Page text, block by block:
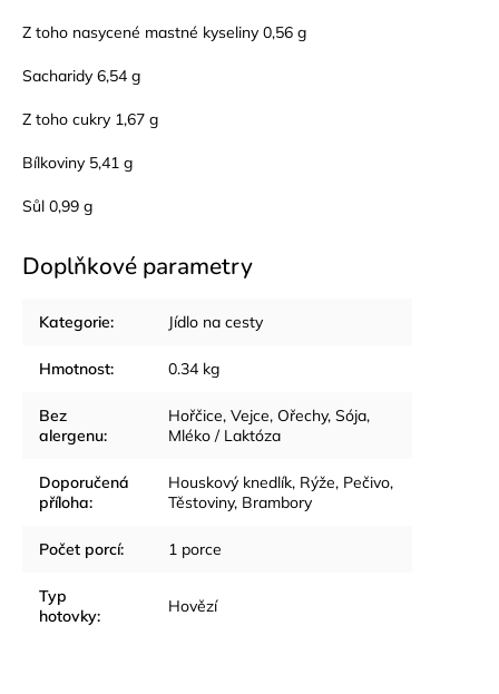
Z toho nasycené mastné kyseliny 0,56 g
Sacharidy 6,54 g
Z toho cukry 1,67 g
Bílkoviny 5,41 g
Sůl 0,99 g
Doplňkové parametry
Kategorie: Jídlo na cesty
Hmotnost: 0.34 kg
Bez
alergenu:
Hořčice, Vejce, Ořechy, Sója,
Mléko / Laktóza
Doporučená
příloha:
Houskový knedlík, Rýže, Pečivo,
Těstoviny, Brambory
Počet porcí: 1 porce
Typ
hotovky: Hovězí